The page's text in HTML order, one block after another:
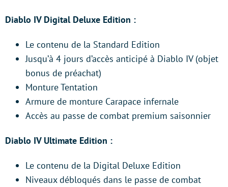
Diablo IV Digital Deluxe Edition :
Le contenu de la Standard Edition
Jusqu’à 4 jours d’accès anticipé à Diablo IV (objet
bonus de préachat)
Monture Tentation
Armure de monture Carapace infernale
Accès au passe de combat premium saisonnier
Diablo IV Ultimate Edition :
Le contenu de la Digital Deluxe Edition
Niveaux débloqués dans le passe de combat